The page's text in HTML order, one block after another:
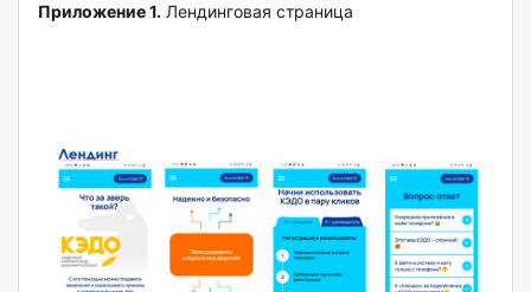
Приложение 1. Лендинговая страница